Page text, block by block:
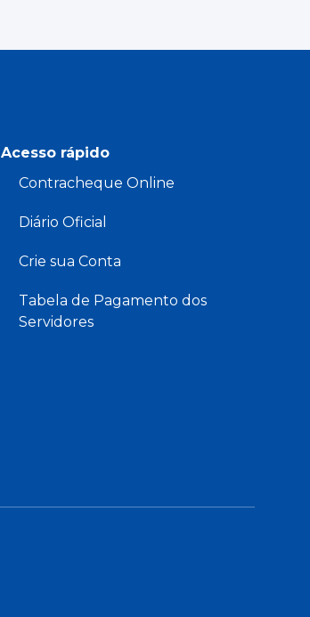
Acesso rápido
Contracheque Online
Diário Oficial
Crie sua Conta
Tabela de Pagamento dos
Servidores